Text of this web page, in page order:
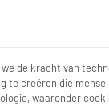
de kracht van
te creëren die
waaronder